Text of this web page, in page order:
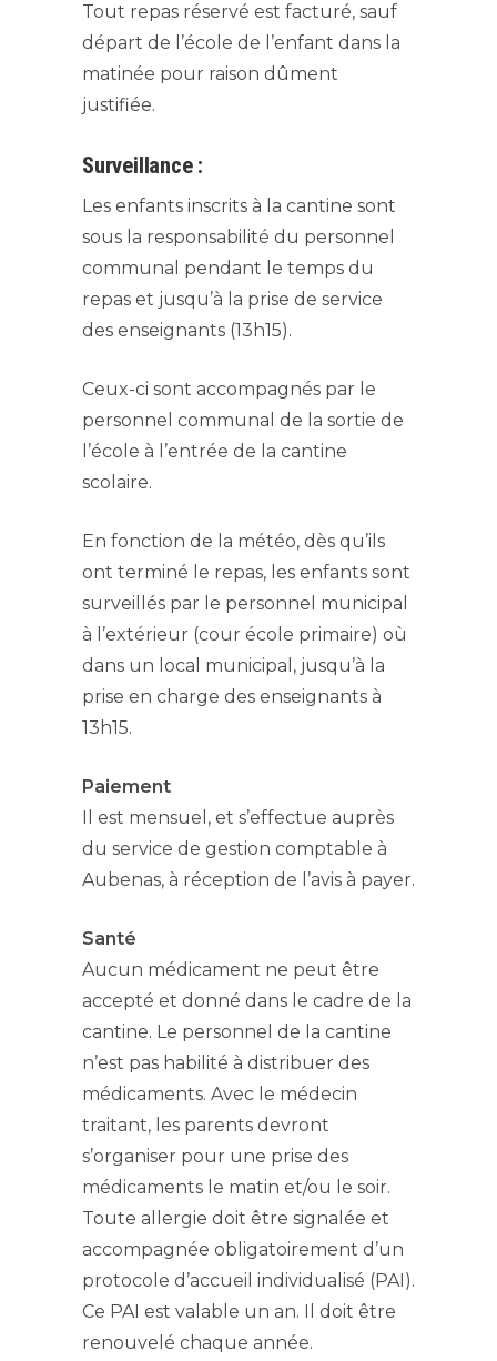
Tout repas réservé est facturé, sauf
départ de l’école de l’enfant dans la
matinée pour raison dûment
justifiée.
Surveillance :
Les enfants inscrits à la cantine sont
sous la responsabilité du personnel
communal pendant le temps du
repas et jusqu’à la prise de service
des enseignants (13h15).
Ceux-ci sont accompagnés par le
personnel communal de la sortie de
l’école à l’entrée de la cantine
scolaire.
En fonction de la météo, dès qu’ils
ont terminé le repas, les enfants sont
surveillés par le personnel municipal
à l’extérieur (cour école primaire) où
dans un local municipal, jusqu’à la
prise en charge des enseignants à
13h15.
Paiement
Il est mensuel, et s’effectue auprès
du service de gestion comptable à
Aubenas, à réception de l’avis à payer.
Santé
Aucun médicament ne peut être
accepté et donné dans le cadre de la
cantine. Le personnel de la cantine
n’est pas habilité à distribuer des
médicaments. Avec le médecin
traitant, les parents devront
s’organiser pour une prise des
médicaments le matin et/ou le soir.
Toute allergie doit être signalée et
accompagnée obligatoirement d’un
protocole d’accueil individualisé (PAI).
Ce PAI est valable un an. Il doit être
renouvelé chaque année.